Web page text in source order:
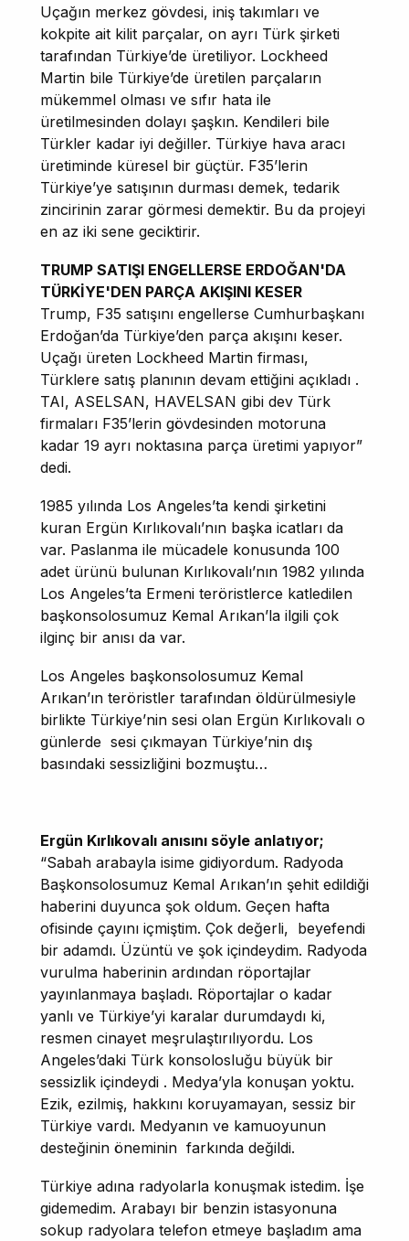
Uçağın merkez gövdesi, iniş takımları ve
kokpite ait kilit parçalar, on ayrı Türk şirketi
tarafından Türkiye’de üretiliyor. Lockheed
Martin bile Türkiye’de üretilen parçaların
mükemmel olması ve sıfır hata ile
üretilmesinden dolayı şaşkın. Kendileri bile
Türkler kadar iyi değiller. Türkiye hava aracı
üretiminde küresel bir güçtür. F35’lerin
Türkiye’ye satışının durması demek, tedarik
zincirinin zarar görmesi demektir. Bu da projeyi
en az iki sene geciktirir.
TRUMP SATIŞI ENGELLERSE ERDOĞAN'DA
TÜRKİYE'DEN PARÇA AKIŞINI KESER
Trump, F35 satışını engellerse Cumhurbaşkanı
Erdoğan’da Türkiye’den parça akışını keser.
Uçağı üreten Lockheed Martin firması,
Türklere satış planının devam ettiğini açıkladı .
TAI, ASELSAN, HAVELSAN gibi dev Türk
firmaları F35’lerin gövdesinden motoruna
kadar 19 ayrı noktasına parça üretimi yapıyor”
dedi.
1985 yılında Los Angeles’ta kendi şirketini
kuran Ergün Kırlıkovalı’nın başka icatları da
var. Paslanma ile mücadele konusunda 100
adet ürünü bulunan Kırlıkovalı’nın 1982 yılında
Los Angeles’ta Ermeni teröristlerce katledilen
başkonsolosumuz Kemal Arıkan’la ilgili çok
ilginç bir anısı da var.
Los Angeles başkonsolosumuz Kemal
Arıkan’ın teröristler tarafından öldürülmesiyle
birlikte Türkiye’nin sesi olan Ergün Kırlıkovalı o
günlerde sesi çıkmayan Türkiye’nin dış
basındaki sessizliğini bozmuştu…
Ergün Kırlıkovalı anısını söyle anlatıyor;
“Sabah arabayla isime gidiyordum. Radyoda
Başkonsolosumuz Kemal Arıkan’ın şehit edildiği
haberini duyunca şok oldum. Geçen hafta
ofisinde çayını içmiştim. Çok değerli, beyefendi
bir adamdı. Üzüntü ve şok içindeydim. Radyoda
vurulma haberinin ardından röportajlar
yayınlanmaya başladı. Röportajlar o kadar
yanlı ve Türkiye’yi karalar durumdaydı ki,
resmen cinayet meşrulaştırılıyordu. Los
Angeles’daki Türk konsolosluğu büyük bir
sessizlik içindeydi . Medya’yla konuşan yoktu.
Ezik, ezilmiş, hakkını koruyamayan, sessiz bir
Türkiye vardı. Medyanın ve kamuoyunun
desteğinin öneminin farkında değildi.
Türkiye adına radyolarla konuşmak istedim. İşe
gidemedim. Arabayı bir benzin istasyonuna
sokup radyolara telefon etmeye başladım ama